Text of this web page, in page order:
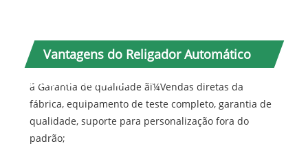
Vantagens do Religador Automático
Externo Timetric:
ã Garantia de qualidade ãï¼Vendas diretas da
fábrica, equipamento de teste completo, garantia de
qualidade, suporte para personalização fora do
padrão;